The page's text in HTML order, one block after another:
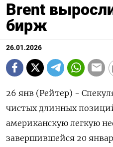
Brent
бирж
26.01.2026
26 янв (Рейтер) -
чистых длинных
американскую легкую
завершившейся 20